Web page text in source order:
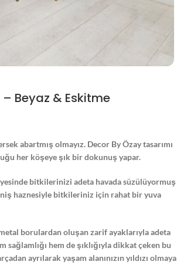
– Beyaz & Eskitme
abartmış olmayız. Decor By Özay tasarımı
her köşeye şık bir dokunuş yapar.
bitkilerinizi adeta havada süzülüyormuş
haznesiyle bitkileriniz için rahat bir yuva
borulardan oluşan zarif ayaklarıyla adeta
sağlamlığı hem de şıklığıyla dikkat çeken bu
ayrılarak yaşam alanınızın yıldızı olmaya